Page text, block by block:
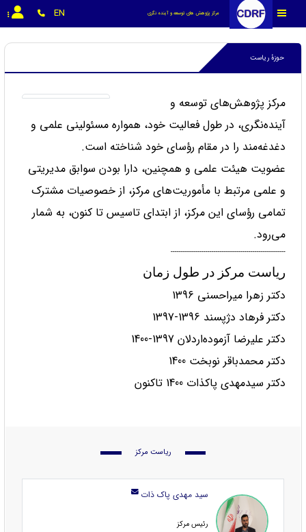
مرکز پژوهش های توسعه و آینده نگری EN
حوزۀ ریاست
مرکز پژوهش‌های توسعه و
آینده‌نگری، در طول فعالیت خود، همواره مسئولینی علمی و
دغدغه‌مند را در مقام رؤسای خود شناخته است.
عضویت هیئت علمی و همچنین، دارا بودن سوابق مدیریتی
و علمی مرتبط با مأموریت‌های مرکز، از خصوصیات مشترک
تمامی رؤسای این مرکز، از ابتدای تاسیس تا کنون، به شمار
می‌رود.
--------------------------------------------------------
ریاست مرکز در طول زمان
دکتر زهرا میراحسنی 1396
دکتر فرهاد دژپسند 1396-1397
دکتر علیرضا آزموده‌اردلان 1397-1400
دکتر محمدباقر نوبخت 1400
دکتر سیدمهدی پاکذات 1400 تاکنون
ریاست مرکز
سید مهدی پاک ذات
رئیس مرکز